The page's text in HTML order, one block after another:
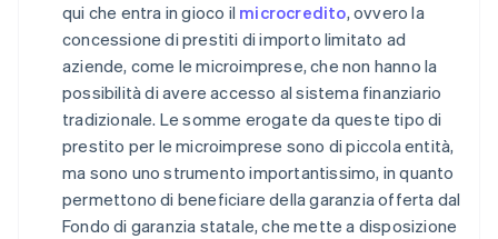
qui che entra in gioco il microcredito, ovvero la
concessione di prestiti di importo limitato ad
aziende, come le microimprese, che non hanno la
possibilità di avere accesso al sistema finanziario
tradizionale. Le somme erogate da queste tipo di
prestito per le microimprese sono di piccola entità,
ma sono uno strumento importantissimo, in quanto
permettono di beneficiare della garanzia offerta dal
Fondo di garanzia statale, che mette a disposizione